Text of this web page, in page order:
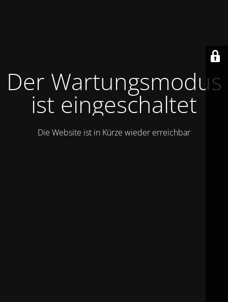
Der Wartungsmodus
ist eingeschaltet
Die Website ist in Kürze wieder erreichbar